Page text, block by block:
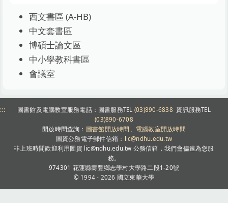
西文書區 (A-HB)
中文套書區
博碩士論文區
中小學教科書區
會議室
::: 圖書館及電腦教室服務電話：圖書服務TEL (03)890-6838 資訊服務TEL
(03)890-6708
開放時間查詢： 圖書館開放時間 、 電腦教室開放時間
圖資公務電子郵件信箱：
lic@ndhu.edu.tw
非上班時間歡迎利用圖資 lic@ndhu.edu.tw 公務信箱，我們會儘速為您服
務。
974301 花蓮縣壽豐鄉志學村大學路二段1-20號
© 1994 - 2026 國立東華大學